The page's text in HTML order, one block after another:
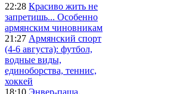
22:28 Красиво жить не
запретишь... Особенно
армянским чиновникам
21:27 Армянский спорт
(4-6 августа): футбол,
водные виды,
единоборства, теннис,
хоккей
18:10 Энвер-паша,